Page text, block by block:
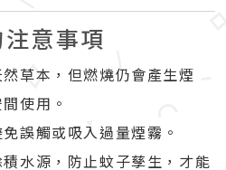
意事項
然草本，但燃燒仍會產生煙
使用。
免誤觸或吸入過量煙霧。
積水源，防止蚊子孳生，才能